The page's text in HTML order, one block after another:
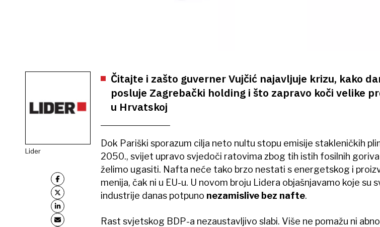
Lider
Čitajte i zašto guverner Vujčić najavljuje krizu, kako
posluje Zagrebački holding i što zapravo koči velike
u Hrvatskoj
Dok Pariški sporazum cilja neto nultu stopu emisije stakleničkih
2050., svijet upravo svjedoči ratovima zbog tih istih fosilnih
želimo ugasiti. Nafta neće tako brzo nestati s energetskog i
menija, čak ni u EU-u. U novom broju Lidera objašnjavamo koje su
industrije danas potpuno nezamislive bez nafte.
Rast svjetskog BDP-a nezaustavljivo slabi. Više ne pomažu ni